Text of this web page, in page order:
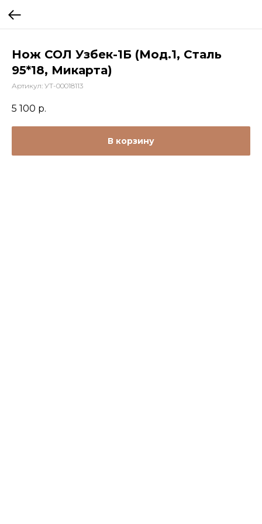
Нож СОЛ Узбек-1Б (Мод.1, Сталь
95*18, Микарта)
Артикул: УТ-00018113
5 100 р.
В корзину